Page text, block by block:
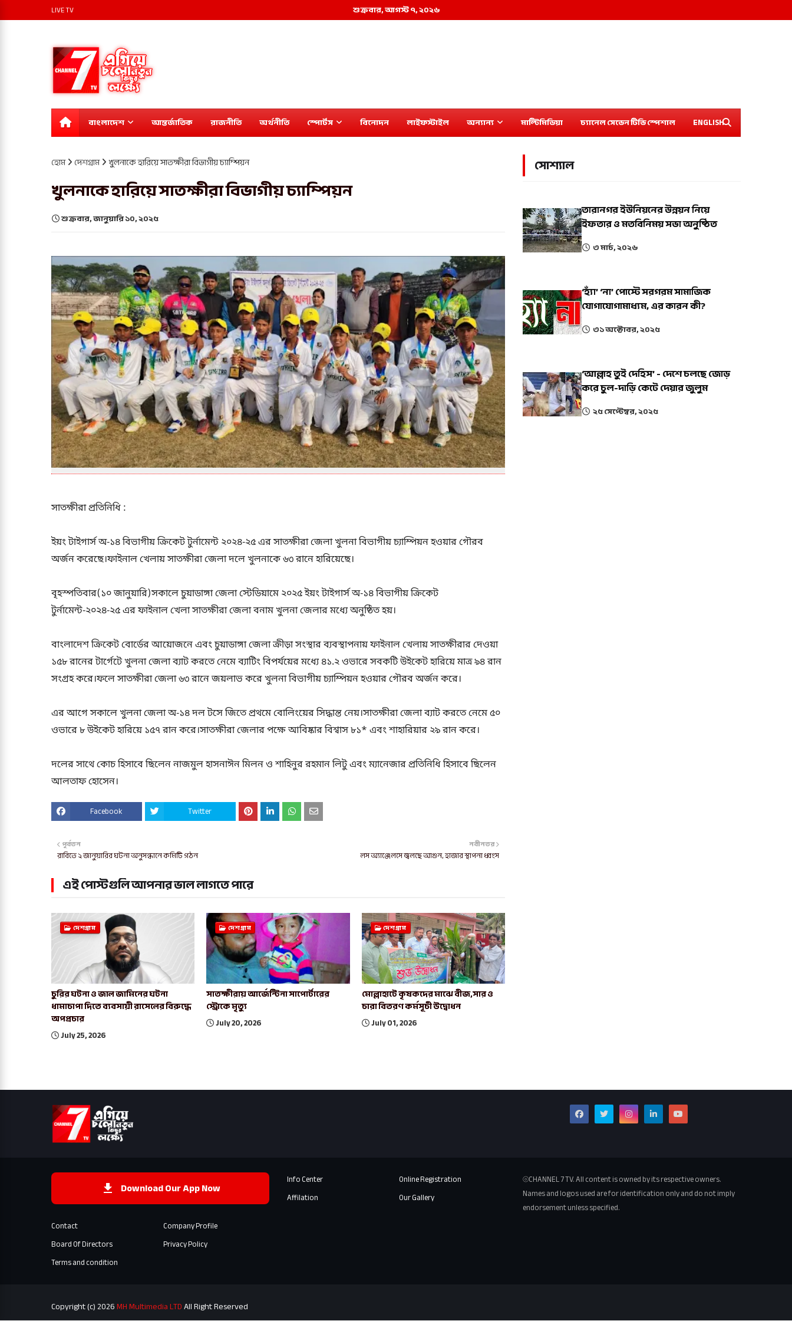
শুক্রবার, আগস্ট ৭, ২০২৬
LIVE TV
বাংলাদেশ আন্তর্জাতিক রাজনীতি অর্থনীতি স্পোর্টস বিনোদন লাইফস্টাইল অন্যান্য মাল্টিমিডিয়া চ্যানেল সেভেন টিভি স্পেশাল ENGLISH
হোম দেশগ্রাম খুলনাকে হারিয়ে সাতক্ষীরা বিভাগীয় চ্যাম্পিয়ন
খুলনাকে হারিয়ে সাতক্ষীরা বিভাগীয় চ্যাম্পিয়ন
শুক্রবার, জানুয়ারি ১০, ২০২৫
সাতক্ষীরা প্রতিনিধি :
ইয়ং টাইগার্স অ-১৪ বিভাগীয় ক্রিকেট টুর্নামেন্ট ২০২৪-২৫ এর সাতক্ষীরা জেলা খুলনা বিভাগীয় চ্যাম্পিয়ন হওয়ার গৌরব
অর্জন করেছে।ফাইনাল খেলায় সাতক্ষীরা জেলা দলে খুলনাকে ৬৩ রানে হারিয়েছে।
বৃহস্পতিবার(১০ জানুয়ারি)সকালে চুয়াডাঙ্গা জেলা স্টেডিয়ামে ২০২৫ ইয়ং টাইগার্স অ-১৪ বিভাগীয় ক্রিকেট
টুর্নামেন্ট-২০২৪-২৫ এর ফাইনাল খেলা সাতক্ষীরা জেলা বনাম খুলনা জেলার মধ্যে অনুষ্ঠিত হয়।
বাংলাদেশ ক্রিকেট বোর্ডের আয়োজনে এবং চুয়াডাঙ্গা জেলা ক্রীড়া সংস্থার ব্যবস্থাপনায় ফাইনাল খেলায় সাতক্ষীরার দেওয়া
১৫৮ রানের টার্গেটে খুলনা জেলা ব্যাট করতে নেমে ব্যাটিং বিপর্যয়ের মধ্যে ৪১.২ ওভারে সবকটি উইকেট হারিয়ে মাত্র ৯৪ রান
সংগ্রহ করে।ফলে সাতক্ষীরা জেলা ৬৩ রানে জয়লাভ করে খুলনা বিভাগীয় চ্যাম্পিয়ন হওয়ার গৌরব অর্জন করে।
এর আগে সকালে খুলনা জেলা অ-১৪ দল টসে জিতে প্রথমে বোলিংয়ের সিদ্ধান্ত নেয়।সাতক্ষীরা জেলা ব্যাট করতে নেমে ৫০
ওভারে ৮ উইকেট হারিয়ে ১৫৭ রান করে।সাতক্ষীরা জেলার পক্ষে আবিষ্কার বিশ্বাস ৮১* এবং শাহারিয়ার ২৯ রান করে।
দলের সাথে কোচ হিসাবে ছিলেন নাজমুল হাসনাঈন মিলন ও শাহিনুর রহমান লিটু এবং ম্যানেজার প্রতিনিধি হিসাবে ছিলেন
আলতাফ হোসেন।
Facebook Twitter
নবীনতর
লস অ্যাঞ্জেলসে জ্বলছে আগুন, হাজার স্থাপনা ধ্বংস
পূর্বতন
রাবিতে ২ জানুয়ারির ঘটনা অনুসন্ধানে কমিটি গঠন
এই পোস্টগুলি আপনার ভাল লাগতে পারে
দেশগ্রাম
চুরির ঘটনা ও জাল জামিনের ঘটনা
ধামাচাপা দিতে ব্যবসায়ী রাসেলের বিরুদ্ধে
অপপ্রচার
July 25, 2026
দেশগ্রাম
সাতক্ষীরায় আর্জেন্টিনা সাপোর্টারের
স্ট্রোকে মৃত্যু
July 20, 2026
দেশগ্রাম
মোল্লাহাটে কৃষকদের মাঝে বীজ,সার ও
চারা বিতরণ কর্মসূচী উদ্বোধন
July 01, 2026
সোশ্যাল
তারানগর ইউনিয়নের উন্নয়ন নিয়ে
ইফতার ও মতবিনিময় সভা অনুষ্ঠিত
৩ মার্চ, ২০২৬
‘হ্যাঁ’ ‘না’ পোস্টে সরগরম সামাজিক
যোগাযোগামাধ্যম, এর কারন কী?
৩১ অক্টোবর, ২০২৫
‘আল্লাহ তুই দেহিস’ - দেশে চলছে জোড়
করে চুল-দাড়ি কেটে দেয়ার জুলুম
২৫ সেপ্টেম্বর, ২০২৫
Download Our App Now
Contact
Company Profile
Board Of Directors
Privacy Policy
Terms and condition
Info Center
Online Registration
Affilation
Our Gallery
⦾CHANNEL 7 TV. All content is owned by its respective owners.
Names and logos used are for identification only and do not imply
endorsement unless specified.
Copyright (c) 2026MH Multimedia LTDAll Right Reserved